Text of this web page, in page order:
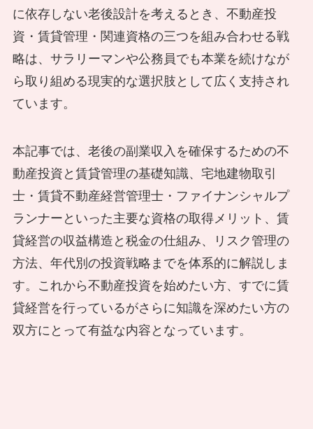
に依存しない老後設計を考えるとき、不動産投
資・賃貸管理・関連資格の三つを組み合わせる戦
略は、サラリーマンや公務員でも本業を続けなが
ら取り組める現実的な選択肢として広く支持され
ています。
本記事では、老後の副業収入を確保するための不
動産投資と賃貸管理の基礎知識、宅地建物取引
士・賃貸不動産経営管理士・ファイナンシャルプ
ランナーといった主要な資格の取得メリット、賃
貸経営の収益構造と税金の仕組み、リスク管理の
方法、年代別の投資戦略までを体系的に解説しま
す。これから不動産投資を始めたい方、すでに賃
貸経営を行っているがさらに知識を深めたい方の
双方にとって有益な内容となっています。